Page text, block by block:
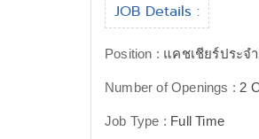
JOB Details :
Position : แคชเชียร์ประจ
Number of Openings : 2
Job Type : Full Time